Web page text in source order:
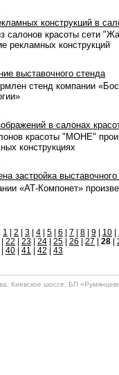
конструкций в
салонов красоты сети
рекламных конструкций
выставочного стенда
стенд компании
в салонах
красоты "МОНЕ"
конструкциях
застройка
«АТ-Компонет»
1 | 2 | 3 | 4 | 5 | 6 | 7 | 8 | 9 | 10 |
| 22 | 23 | 24 | 25 | 26 | 27 | 28 |
| 40 | 41 | 42 | 43
Киевское шоссе, БП